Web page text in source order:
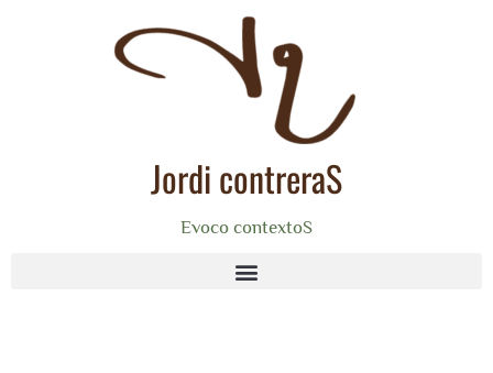
Jordi contreraS
Evoco contextoS